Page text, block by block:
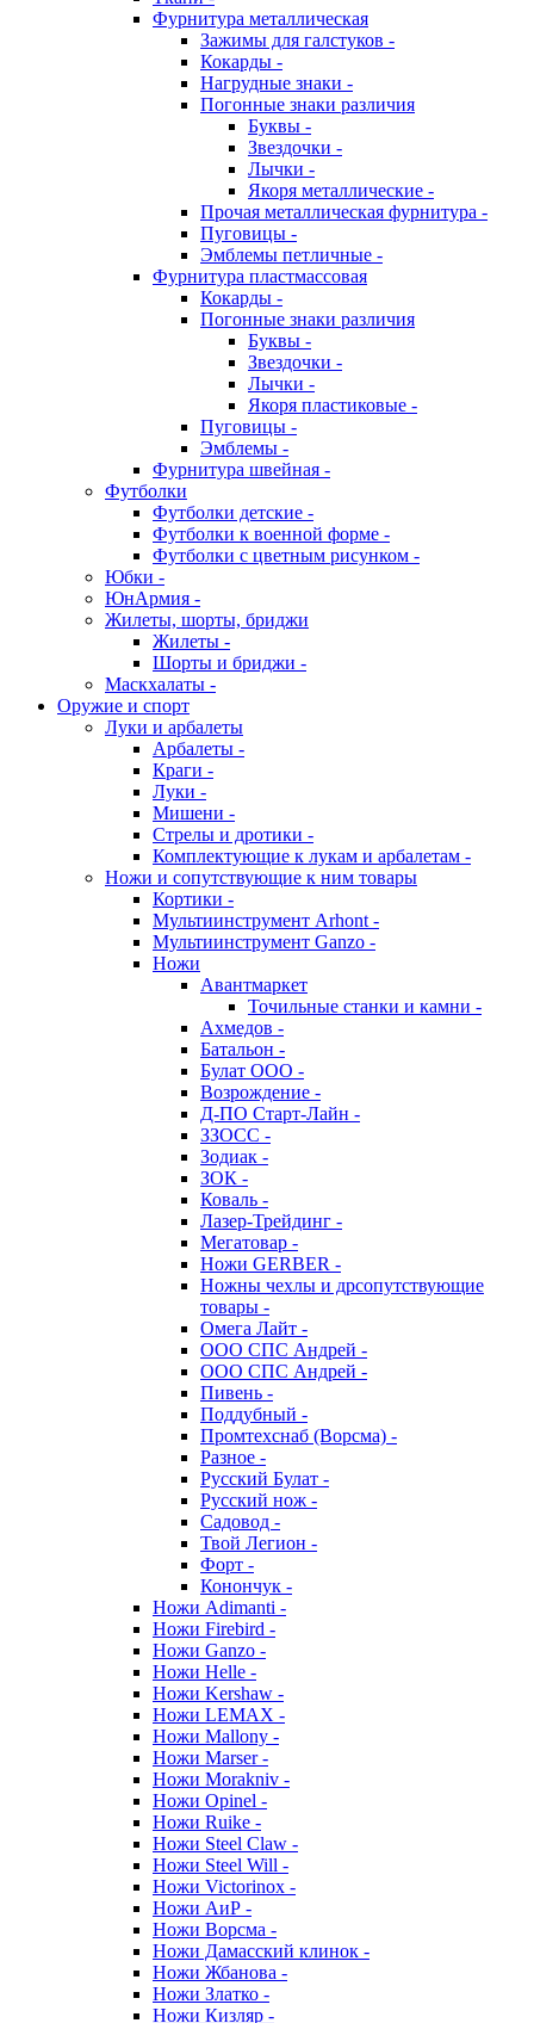
Фурнитура металлическая
Зажимы для галстуков -
Кокарды -
Нагрудные знаки -
Погонные знаки различия
Буквы -
Звездочки -
Лычки -
Якоря металлические -
Прочая металлическая фурнитура -
Пуговицы -
Эмблемы петличные -
Фурнитура пластмассовая
Кокарды -
Погонные знаки различия
Буквы -
Звездочки -
Лычки -
Якоря пластиковые -
Пуговицы -
Эмблемы -
Фурнитура швейная -
Футболки
Футболки детские -
Футболки к военной форме -
Футболки с цветным рисунком -
Юбки -
ЮнАрмия -
Жилеты, шорты, бриджи
Жилеты -
Шорты и бриджи -
Маскхалаты -
Оружие и спорт
Луки и арбалеты
Арбалеты -
Краги -
Луки -
Мишени -
Стрелы и дротики -
Комплектующие к лукам и арбалетам -
Ножи и сопутствующие к ним товары
Кортики -
Мультиинструмент Arhont -
Мультиинструмент Ganzo -
Ножи
Авантмаркет
Точильные станки и камни -
Ахмедов -
Батальон -
Булат ООО -
Возрождение -
Д-ПО Старт-Лайн -
ЗЗОСС -
Зодиак -
ЗОК -
Коваль -
Лазер-Трейдинг -
Мегатовар -
Ножи GERBER -
Ножны чехлы и дрсопутствующие
товары -
Омега Лайт -
ООО СПС Андрей -
ООО СПС Андрей -
Пивень -
Поддубный -
Промтехснаб (Ворсма) -
Разное -
Русский Булат -
Русский нож -
Садовод -
Твой Легион -
Форт -
Конончук -
Ножи Adimanti -
Ножи Firebird -
Ножи Ganzo -
Ножи Helle -
Ножи Kershaw -
Ножи LEMAX -
Ножи Mallony -
Ножи Marser -
Ножи Morakniv -
Ножи Opinel -
Ножи Ruike -
Ножи Steel Claw -
Ножи Steel Will -
Ножи Victorinox -
Ножи АиР -
Ножи Ворсма -
Ножи Дамасский клинок -
Ножи Жбанова -
Ножи Златко -
Ножи Кизляр -